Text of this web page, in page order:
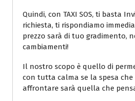
Quindi, con TAXI SOS, ti basta
richiesta, ti rispondiamo
prezzo sarà di tuo gradimento,
cambiamenti!
Il nostro scopo è quello di
con tutta calma se la spesa che
affrontare sarà quella che